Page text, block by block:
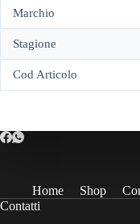
Marchio
Stagione
Cod Articolo
Home Shop
Contatti